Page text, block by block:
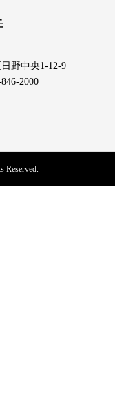
野中央1-12-9
2000
Reserved.